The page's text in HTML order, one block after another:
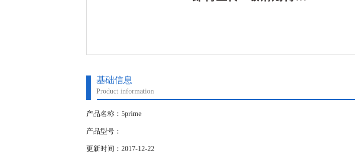
基础信息
Product information
产品名称：5prime
产品型号：
更新时间：2017-12-22